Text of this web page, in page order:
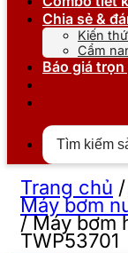
Chia sẻ &
Kiến
Cẩm
Báo giá
Trang chủ /
Máy bơm
/Máy bơm
TWP53701